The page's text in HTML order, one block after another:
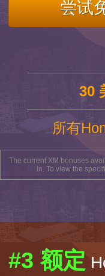
尝试
30
所有
The current XM bonuses
in. To view the
#3 额定